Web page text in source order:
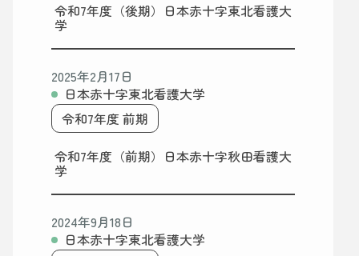
令和7年度（後期）日本赤十字東北看護大
学
2025年2月17日
日本赤十字東北看護大学
令和7年度 前期
令和7年度（前期）日本赤十字秋田看護大
学
2024年9月18日
日本赤十字東北看護大学